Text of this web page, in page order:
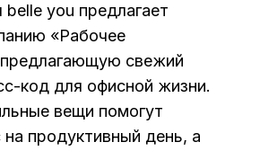
belle you предлагает
«Рабочее
свежий
код для офисной жизни.
вещи помогут
на продуктивный день, а